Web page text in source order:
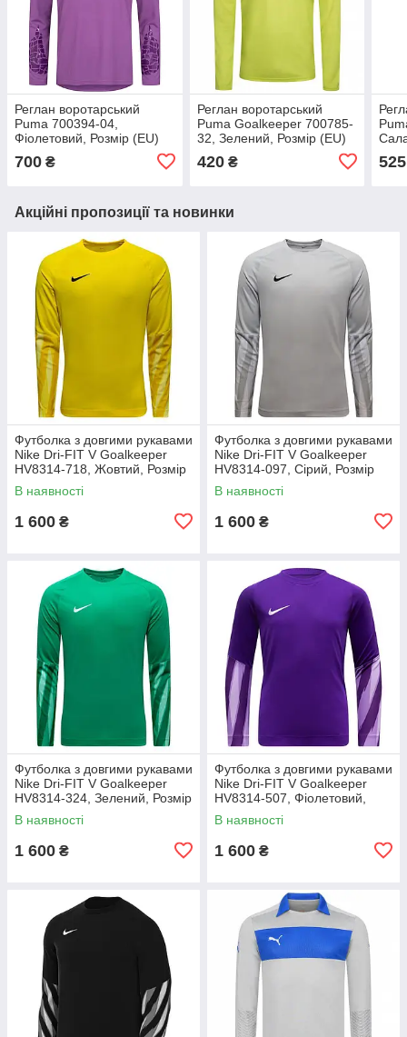
Реглан воротарський
Puma 700394-04,
Фіолетовий, Розмір (EU)
700 ₴
Реглан воротарський
Puma Goalkeeper 700785-
32, Зелений, Розмір (EU)
420₴ 525
Акційні пропозиції та новинки
Футболка з довгими рукавами
Nike Dri-FIT V Goalkeeper
HV8314-718, Жовтий, Розмір
(EU) — S
В наявності
1 600 ₴
Футболка з довгими рукавами
Nike Dri-FIT V Goalkeeper
HV8314-097, Сірий, Розмір
(EU) — S
В наявності
1 600 ₴
Футболка з довгими рукавами
Nike Dri-FIT V Goalkeeper
HV8314-324, Зелений, Розмір
(EU) — S
В наявності
1 600 ₴
Футболка з довгими рукавами
Nike Dri-FIT V Goalkeeper
HV8314-507, Фіолетовий,
Розмір (EU) — S
В наявності
1 600 ₴